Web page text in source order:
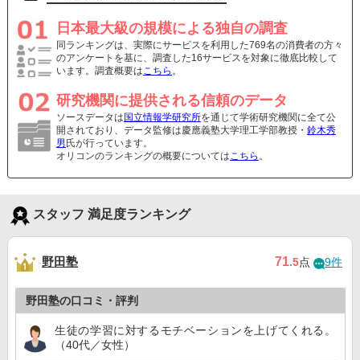
日本最大級の規模による独自の調査
同ランキングは、実際にサービスを利用した769名の消費者の方々
のアンケートを基に、調査した16サービスを対象に徹底比較して
います。調査概要はこちら 。
研究機関に提供される信頼のデータ
ソースデータは 国立情報学研究所を通じて学術研究機関に全て公
開されており、データ監修は慶應義塾大学理工学部教授・ 鈴木秀
男 氏が行っています。
オリコンのランキングの概要についてはこちら 。
スタッフ 満足度ランキング
野田塾 71.5点 9件
野田塾の口コミ・評判
生徒の学習に対するモチベーションを上げてくれる。
（40代／女性）